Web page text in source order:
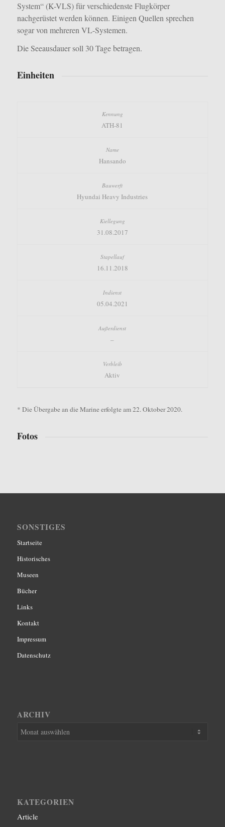
System“ (K-VLS) für verschiedenste Flugkörper
nachgerüstet werden können. Einigen Quellen sprechen
sogar von mehreren VL-Systemen.
Die Seeausdauer soll 30 Tage betragen.
Einheiten
ATH-81
Hansando
Hyundai Heavy Industries
31.08.2017
16.11.2018
05.04.2021
–
Aktiv
* Die Übergabe an die Marine erfolgte am 22. Oktober 2020.
Fotos
SONSTIGES
Startseite
Historisches
Museen
Bücher
Links
Kontakt
Impressum
Datenschutz
ARCHIV
KATEGORIEN
Article